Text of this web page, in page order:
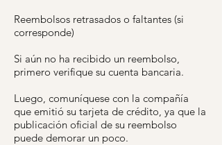
Reembolsos retrasados o faltantes (si
corresponde)
Si aún no ha recibido un reembolso,
primero verifique su cuenta bancaria.
Luego, comuníquese con la compañía
que emitió su tarjeta de crédito, ya que la
publicación oficial de su reembolso
puede demorar un poco.